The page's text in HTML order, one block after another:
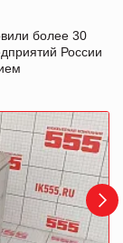
более 30
России